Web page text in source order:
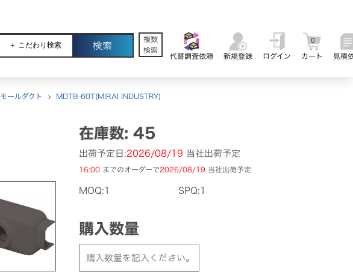
＋ こだわり検索
複数
検索
代替調査依頼
新規登録 ログイン カート
0
見積
モールダクト > MDTB-60T(MIRAI INDUSTRY)
在庫数: 45
出荷予定日:2026/08/19 当社出荷予定
16:00までのオーダーで2026/08/19 当社出荷予定
MOQ:1 SPQ:1
購入数量